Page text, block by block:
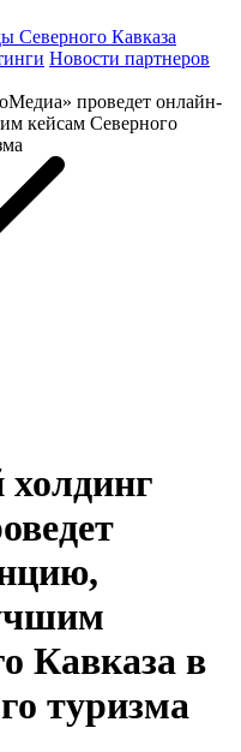
Северного Кавказа
Новости партнеров
Кавказа в
туризма